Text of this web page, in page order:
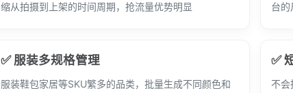
缩从拍摄到上架的时间周期，抢流量优势明显
台的
✅ 服装多规格管理
服装鞋包家居等SKU繁多的品类，批量生成不同颜色和
✅
不会